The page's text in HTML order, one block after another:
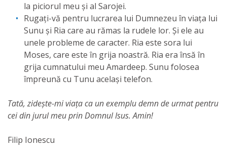
la piciorul meu și al Sarojei.
Rugați-vă pentru lucrarea lui Dumnezeu în viața lui
Sunu și Ria care au rămas la rudele lor. Și ele au
unele probleme de caracter. Ria este sora lui
Moses, care este în grija noastră. Ria era însă în
grija cumnatului meu Amardeep. Sunu folosea
împreună cu Tunu același telefon.
Tată, zidește-mi viața ca un exemplu demn de urmat pentru
cei din jurul meu prin Domnul Isus. Amin!
Filip Ionescu